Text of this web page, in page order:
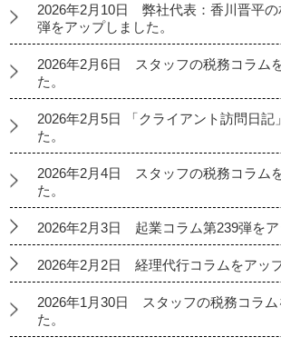
2026年2月10日 弊社代表：香川晋平の
弾をアップしました。
2026年2月6日 スタッフの税務コラム
た。
2026年2月5日 「クライアント訪問日記
た。
2026年2月4日 スタッフの税務コラム
た。
2026年2月3日 起業コラム第239弾をア
2026年2月2日 経理代行コラムをアッ
2026年1月30日 スタッフの税務コラム
た。